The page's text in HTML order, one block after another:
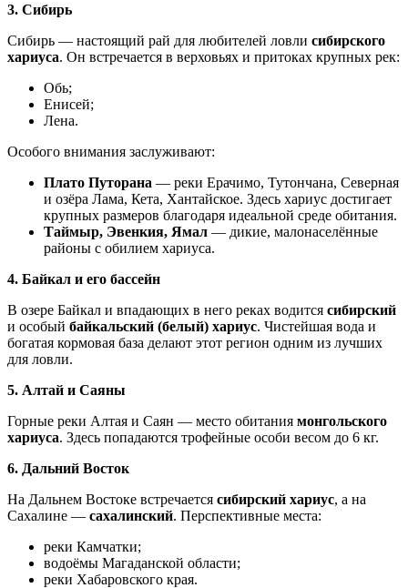
3. Сибирь
Сибирь — настоящий рай для любителей ловли сибирского
хариуса. Он встречается в верховьях и притоках крупных рек:
Обь;
Енисей;
Лена.
Особого внимания заслуживают:
Плато Путорана — реки Ерачимо, Тутончана, Северная
и озёра Лама, Кета, Хантайское. Здесь хариус достигает
крупных размеров благодаря идеальной среде обитания.
Таймыр, Эвенкия, Ямал — дикие, малонаселённые
районы с обилием хариуса.
4. Байкал и его бассейн
В озере Байкал и впадающих в него реках водится сибирский
и особый байкальский (белый) хариус. Чистейшая вода и
богатая кормовая база делают этот регион одним из лучших
для ловли.
5. Алтай и Саяны
Горные реки Алтая и Саян — место обитания монгольского
хариуса. Здесь попадаются трофейные особи весом до 6 кг.
6. Дальний Восток
На Дальнем Востоке встречается сибирский хариус, а на
Сахалине — сахалинский. Перспективные места:
реки Камчатки;
водоёмы Магаданской области;
реки Хабаровского края.